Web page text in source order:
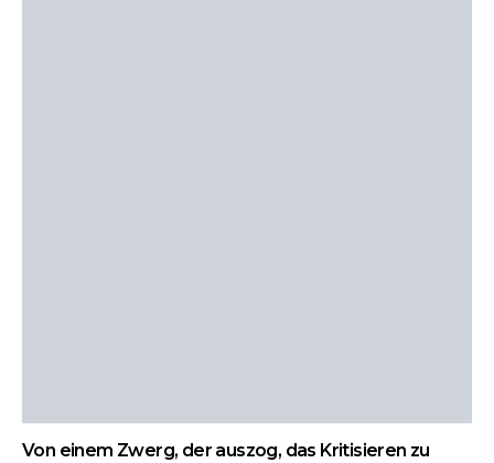
Von einem Zwerg, der auszog, das Kritisieren zu